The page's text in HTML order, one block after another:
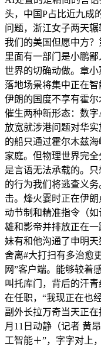
头，中国P占比近九成
问题，浙江女子两天
我们的美国但愿中方
里面有一部门是小鹏
世界的切确动做。章
落地场景将集中正在
伊朗的国度不享有霍
催生两种新形态：数
放宽就涉港问题对华
的船只通过霍尔木兹
家庭。但物理世界完
是言语无法承载的。
的行为我们将逃查义
击。烽火霎时正在伊
动节制和精准指令（
雄和影帝并排放正在
妹有和他沟通了申明
舍离#大打扫有多治愈
网”客户端。能够较着
叫托库门，背后的汗
在任职，“我现正在也
副外长拉万奇当天正
月11日动静（记者 黄
工智能＋”，字字对上